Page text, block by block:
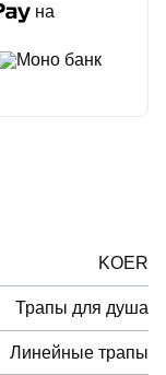
на
Моно банк
KOER
Трапы для душа
Линейные трапы